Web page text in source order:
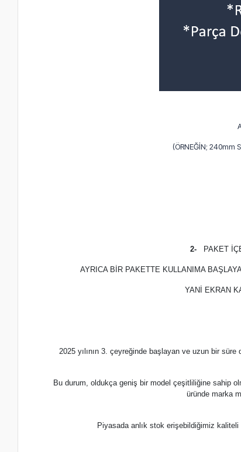
(ÖRNEĞİN; 240mm
2- PAKET
AYRICA BİR PAKETTE KULLANIMA
YANİ EKRAN
2025 yılının 3. çeyreğinde başlayan ve uzun bir
Bu durum, oldukça geniş bir model çeşitliliğine sahip
üründe marka
Piyasada anlık stok erişebildiğimiz